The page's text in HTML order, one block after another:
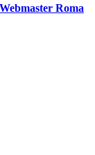
Webmaster Roma